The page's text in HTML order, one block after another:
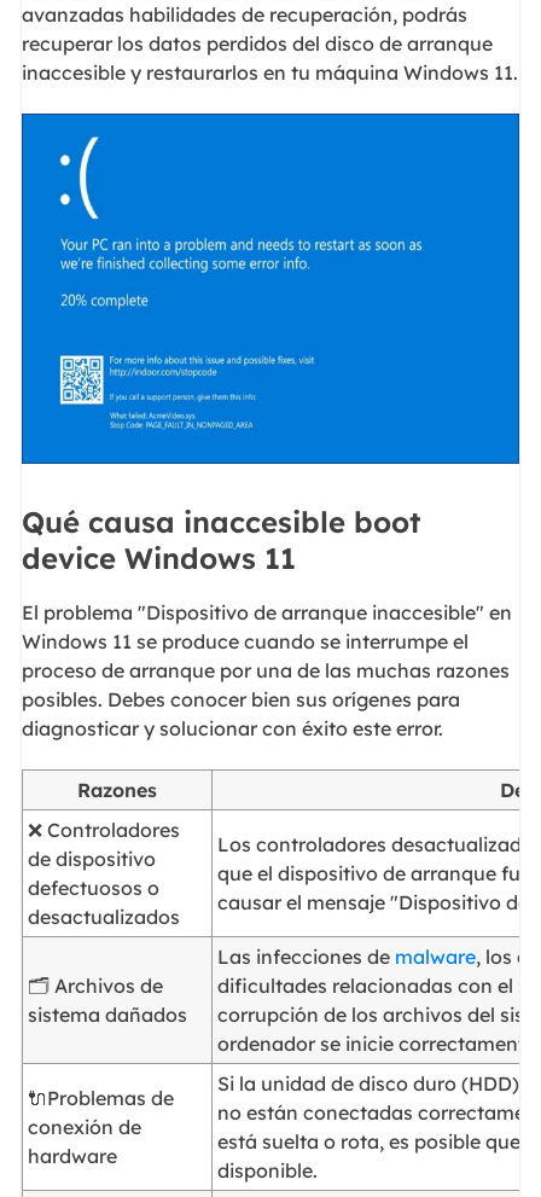
avanzadas habilidades de recuperación, podrás
recuperar los datos perdidos del disco de arranque
inaccesible y restaurarlos en tu máquina Windows 11.
Qué causa inaccesible boot
device Windows 11
El problema "Dispositivo de arranque inaccesible" en
Windows 11 se produce cuando se interrumpe el
proceso de arranque por una de las muchas razones
posibles. Debes conocer bien sus orígenes para
diagnosticar y solucionar con éxito este error.
Razones
❌ Controladores
de dispositivo
defectuosos o
desactualizados
Los controladores
que el dispositivo de arranque
causar el mensaje "Dispositivo de
🗂️ Archivos de
sistema dañados
Las infecciones de malware, los
dificultades relacionadas con el
corrupción de los archivos del
ordenador se inicie correctamente.
🔌Problemas de
conexión de
hardware
Si la unidad de disco duro (HDD)
no están conectadas
está suelta o rota, es posible que
disponible.